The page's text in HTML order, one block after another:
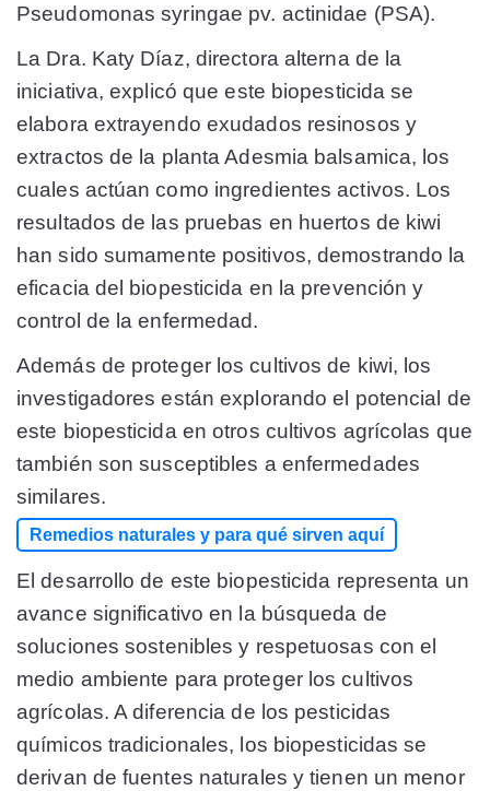
Pseudomonas syringae pv. actinidae (PSA).
La Dra. Katy Díaz, directora alterna de la
iniciativa, explicó que este biopesticida se
elabora extrayendo exudados resinosos y
extractos de la planta Adesmia balsamica, los
cuales actúan como ingredientes activos. Los
resultados de las pruebas en huertos de kiwi
han sido sumamente positivos, demostrando la
eficacia del biopesticida en la prevención y
control de la enfermedad.
Además de proteger los cultivos de kiwi, los
investigadores están explorando el potencial de
este biopesticida en otros cultivos agrícolas que
también son susceptibles a enfermedades
similares.
Remedios naturales y para qué sirven aquí
El desarrollo de este biopesticida representa un
avance significativo en la búsqueda de
soluciones sostenibles y respetuosas con el
medio ambiente para proteger los cultivos
agrícolas. A diferencia de los pesticidas
químicos tradicionales, los biopesticidas se
derivan de fuentes naturales y tienen un menor